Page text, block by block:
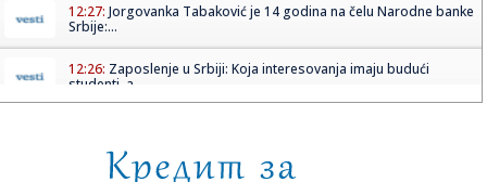
12:27: Jorgovanka Tabaković je 14 godina na čelu Narodne banke
Srbije:...
12:26: Zaposlenje u Srbiji: Koja interesovanja imaju budući
studenti, a...